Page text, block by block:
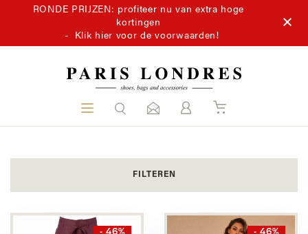
RONDE PRIJZEN: profiteer nu van extra hoge
kortingen
- Klik hier voor de voorwaarden!
FILTEREN